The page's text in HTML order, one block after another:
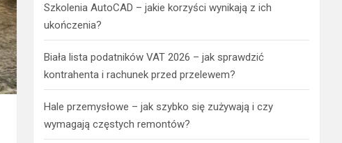
Szkolenia AutoCAD – jakie korzyści wynikają z ich
ukończenia?
Biała lista podatników VAT 2026 – jak sprawdzić
kontrahenta i rachunek przed przelewem?
Hale przemysłowe – jak szybko się zużywają i czy
wymagają częstych remontów?